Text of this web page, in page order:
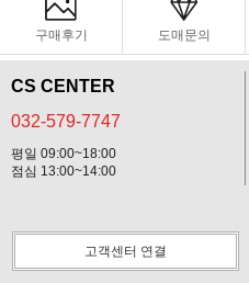
구매후기 도매문의
CS CENTER
032-579-7747
평일 09:00~18:00
점심 13:00~14:00
고객센터 연결